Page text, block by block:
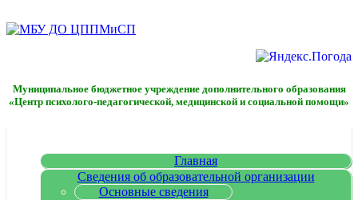
Муниципальное бюджетное учреждение дополнительного образования
«Центр психолого-педагогической, медицинской и социальной помощи»
Главная
Сведения об образовательной организации
Основные сведения